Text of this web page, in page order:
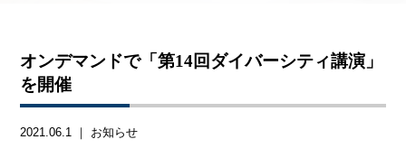
オンデマンドで「第14回ダイバーシティ講演」
を開催
2021.06.1 ｜ お知らせ